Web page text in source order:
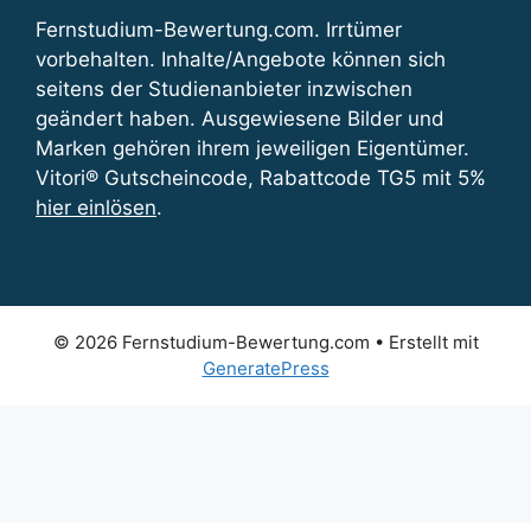
Fernstudium-Bewertung.com. Irrtümer
vorbehalten. Inhalte/Angebote können sich
seitens der Studienanbieter inzwischen
geändert haben. Ausgewiesene Bilder und
Marken gehören ihrem jeweiligen Eigentümer.
Vitori® Gutscheincode, Rabattcode TG5 mit 5%
hier einlösen.
© 2026 Fernstudium-Bewertung.com • Erstellt mit
GeneratePress